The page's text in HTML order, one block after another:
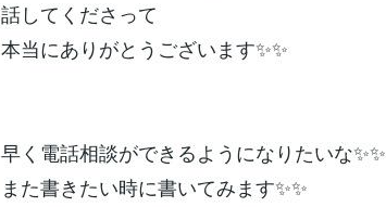
話してくださって
本当にありがとうございます✨✨
早く電話相談ができるようになりたいな✨✨
また書きたい時に書いてみます✨✨